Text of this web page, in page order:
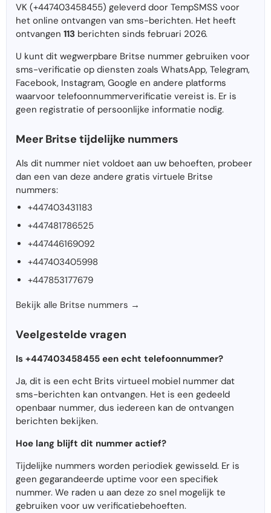
VK (+447403458455) geleverd door TempSMSS voor
het online ontvangen van sms-berichten. Het heeft
ontvangen 113 berichten sinds februari 2026.
U kunt dit wegwerpbare Britse nummer gebruiken voor
sms-verificatie op diensten zoals WhatsApp, Telegram,
Facebook, Instagram, Google en andere platforms
waarvoor telefoonnummerverificatie vereist is. Er is
geen registratie of persoonlijke informatie nodig.
Meer Britse tijdelijke nummers
Als dit nummer niet voldoet aan uw behoeften, probeer
dan een van deze andere gratis virtuele Britse
nummers:
+447403431183
+447481786525
+447446169092
+447403405998
+447853177679
Bekijk alle Britse nummers →
Veelgestelde vragen
Is +447403458455 een echt telefoonnummer?
Ja, dit is een echt Brits virtueel mobiel nummer dat
sms-berichten kan ontvangen. Het is een gedeeld
openbaar nummer, dus iedereen kan de ontvangen
berichten bekijken.
Hoe lang blijft dit nummer actief?
Tijdelijke nummers worden periodiek gewisseld. Er is
geen gegarandeerde uptime voor een specifiek
nummer. We raden u aan deze zo snel mogelijk te
gebruiken voor uw verificatiebehoeften.